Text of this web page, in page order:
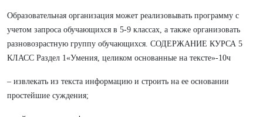
Образовательная организация может реализовывать программу с
учетом запроса обучающихся в 5-9 классах, а также организовать
разновозрастную группу обучающихся. СОДЕРЖАНИЕ КУРСА 5
КЛАСС Раздел 1«Умения, целиком основанные на тексте»-10ч
– извлекать из текста информацию и строить на ее основании
простейшие суждения;